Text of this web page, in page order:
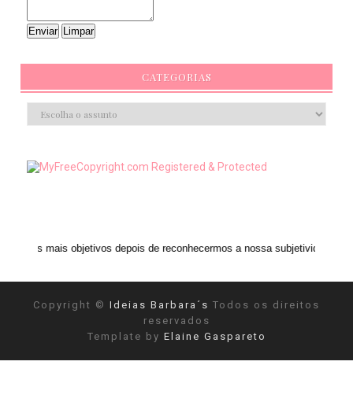
CATEGORIAS
depois de reconhecermos a nossa subjetividade." ANAIS NIN
Copyright © Ideias Barbara´s Todos os direitos
reservados
Template by Elaine Gaspareto